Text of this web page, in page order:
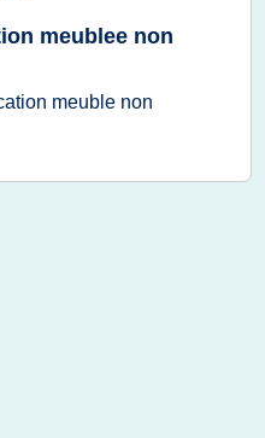
meublee non
meuble non